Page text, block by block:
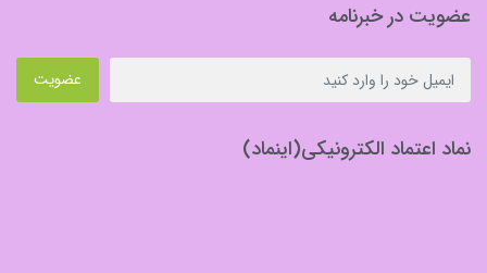
عضویت در خبرنامه
عضویت
نماد اعتماد الکترونیکی(اینماد)